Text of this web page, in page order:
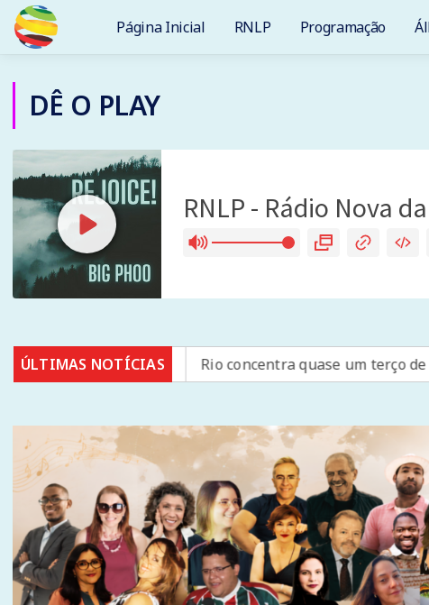
Página Inicial RNLP Programação
DÊ O PLAY
ÚLTIMAS NOTÍCIAS
cística Rio concentra quase um terço de casos de